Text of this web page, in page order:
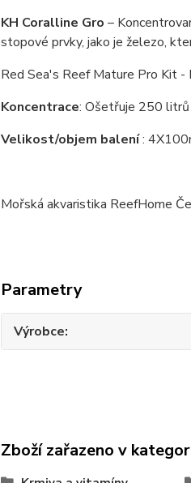
KH Coralline Gro –
stopové prvky, jako je železo,
Red Sea's Reef Mature Pro Kit
Koncentrace: Ošetřuje 250
Velikost/objem balení:
Mořská akvaristika ReefHome
Parametry
Výrobce
Zboží zařazeno v